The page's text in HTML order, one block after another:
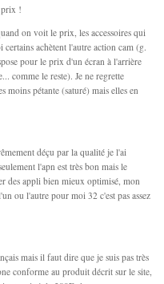
prix !
on voit le prix, les accessoires qui
achètent l'autre action cam (g.
pour le prix d'un écran à l'arrière
comme le reste). Je ne regrette
moins pétante (saturé) mais elles en
déçu par la qualité je l'ai
l'apn est très bon mais le
des appli bien mieux optimisé, mon
ou l'autre pour moi 32 c'est pas assez
mais il faut dire que je suis pas très
conforme au produit décrit sur le site,